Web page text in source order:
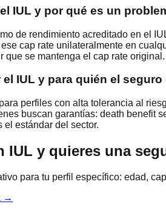
IUL y por qué es un
de rendimiento acreditado en el
cap rate unilateralmente en
que se mantenga el cap rate original.
IUL y para quién el
perfiles con alta tolerancia al
buscan garantías: death benefit
estándar del sector.
IUL y quieres una
para tu perfil específico: edad,
→